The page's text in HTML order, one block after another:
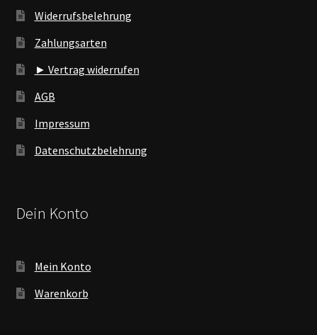
Widerrufsbelehrung
Zahlungsarten
► Vertrag widerrufen
AGB
Impressum
Datenschutzbelehrung
Dein Konto
Mein Konto
Warenkorb